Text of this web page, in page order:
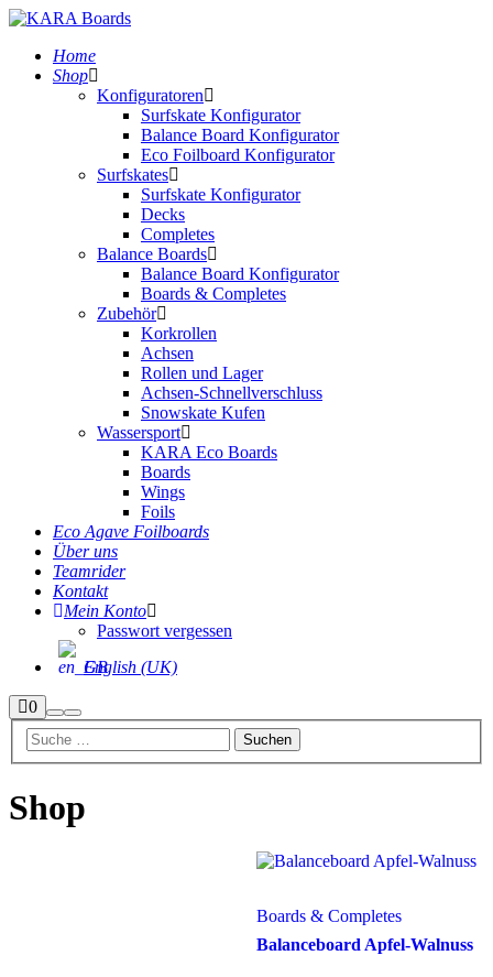
Home
Shop
Konfiguratoren
Surfskate Konfigurator
Balance Board Konfigurator
Eco Foilboard Konfigurator
Surfskates
Surfskate Konfigurator
Decks
Completes
Balance Boards
Balance Board Konfigurator
Boards & Completes
Zubehör
Korkrollen
Achsen
Rollen und Lager
Achsen-Schnellverschluss
Snowskate Kufen
Wassersport
KARA Eco Boards
Boards
Wings
Foils
Eco Agave Foilboards
Über uns
Teamrider
Kontakt
Mein Konto
Passwort vergessen
English (UK)
0Seitenleiste
ShopSuchen
Hauptmenü
Shop
Boards & Completes
Balanceboard Apfel-Walnuss